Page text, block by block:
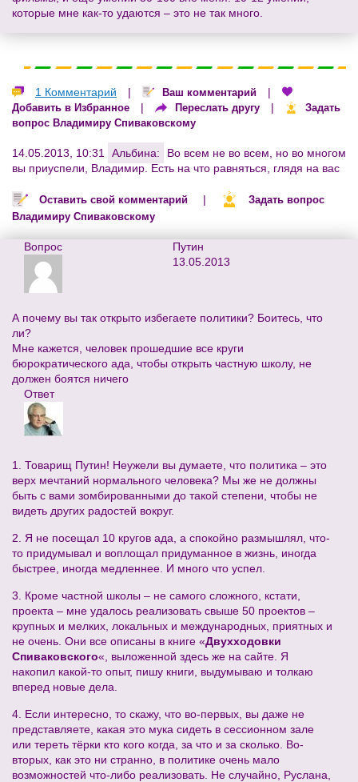
которые мне как-то удаются – это не так много.
1 Комментарий | Ваш комментарий |
Добавить в Избранное | Переслать другу |
Задать
вопрос Владимиру Спиваковскому
14.05.2013, 10:31 Альбина:
Во всем не во всем, но во многом
вы приуспели, Владимир. Есть на что равняться, глядя на вас
Оставить свой комментарий |
Задать вопрос
Владимиру Спиваковскому
Вопрос
Путин
13.05.2013
А почему вы так открыто избегаете политики? Боитесь, что
ли?
Мне кажется, человек прошедшие все круги
бюрократического ада, чтобы открыть частную школу, не
должен боятся ничего
Ответ
1. Товарищ Путин! Неужели вы думаете, что политика – это
верх мечтаний нормального человека? Мы же не должны
быть с вами зомбированными до такой степени, чтобы не
видеть других радостей вокруг.
2. Я не посещал 10 кругов ада, а спокойно размышлял, что-
то придумывал и воплощал придуманное в жизнь, иногда
быстрее, иногда медленнее. И много что успел.
3. Кроме частной школы – не самого сложного, кстати,
проекта – мне удалось реализовать свыше 50 проектов –
крупных и мелких, локальных и международных, приятных и
не очень. Они все описаны в книге «Двухходовки
Спиваковского«, выложенной здесь же на сайте. Я
накопил какой-то опыт, пишу книги, выдумываю и толкаю
вперед новые дела.
4. Если интересно, то скажу, что во-первых, вы даже не
представляете, какая это мука сидеть в сессионном зале
или тереть тёрки кто кого когда, за что и за сколько. Во-
вторых, как это ни странно, в политике очень мало
возможностей что-либо реализовать. Не случайно, Руслана,